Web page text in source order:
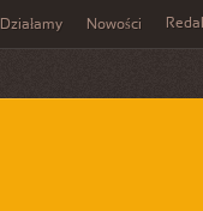
Działamy Nowości